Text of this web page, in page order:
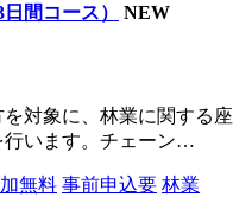
間コース） NEW
対象に、林業に関する座
行います。チェーン…
無料 事前申込要 林業